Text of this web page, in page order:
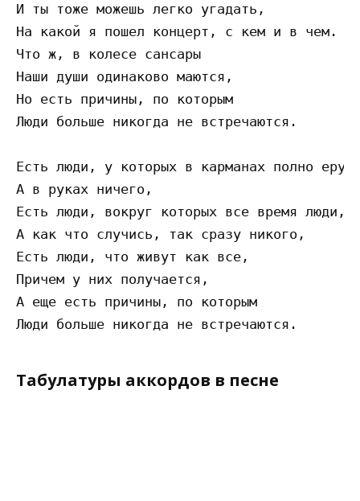
И ты тоже можешь легко угадать,
На какой я пошел концерт, с кем и в чем.
Что ж, в колесе сансары
Наши души одинаково маются,
Но есть причины, по которым
Люди больше никогда не встречаются.
Есть люди, у которых в карманах полно
А в руках ничего,
Есть люди, вокруг которых все время люди,
А как что случись, так сразу никого,
Есть люди, что живут как все,
Причем у них получается,
А еще есть причины, по которым
Табулатуры аккордов в песне